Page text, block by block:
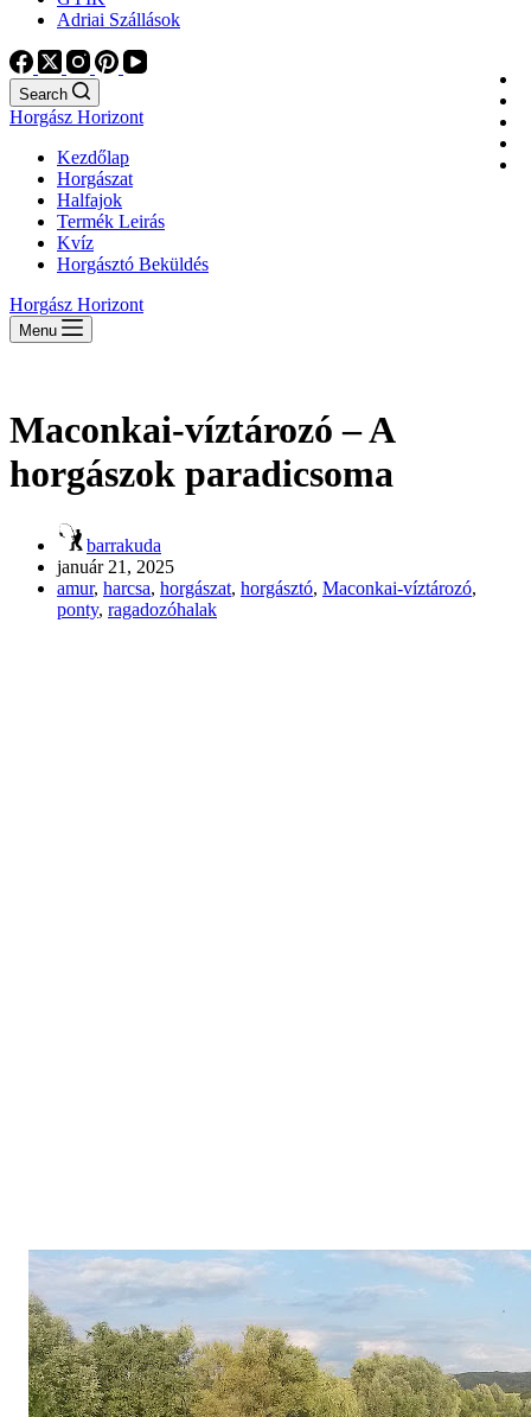
Adriai Szállások
Search
Horgász Horizont
Kezdőlap
Horgászat
Halfajok
Termék Leirás
Kvíz
Horgásztó Beküldés
Horgász Horizont
Menu
Maconkai-víztározó – A
horgászok paradicsoma
barrakuda
január 21, 2025
amur, harcsa, horgászat, horgásztó, Maconkai-víztározó,
ponty, ragadozóhalak